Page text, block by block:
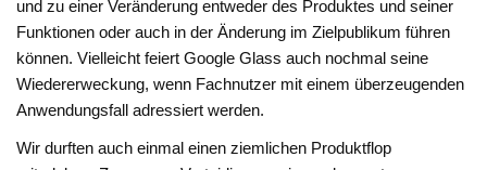
und zu einer Veränderung entweder des Produktes und seiner
Funktionen oder auch in der Änderung im Zielpublikum führen
können. Vielleicht feiert Google Glass auch nochmal seine
Wiedererweckung, wenn Fachnutzer mit einem überzeugenden
Anwendungsfall adressiert werden.
Wir durften auch einmal einen ziemlichen Produktflop